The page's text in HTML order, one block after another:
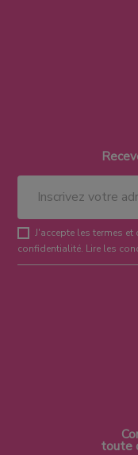
J'accepte les termes
confidentialité. Lire les
toute